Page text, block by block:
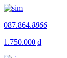
087.864.8866
1.750.000 ₫